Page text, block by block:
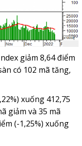
giảm 8,64 điểm
có 102 mã tăng,
xuống 412,75
giảm và 35 mã
(-1,25%) xuống